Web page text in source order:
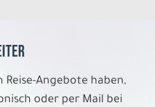
Reise-Angebote haben,
oder per Mail bei